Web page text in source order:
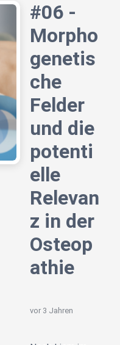
#06 -
Morpho
genetis
che
Felder
und die
potenti
elle
Relevan
z in der
Osteop
athie
vor 3 Jahren